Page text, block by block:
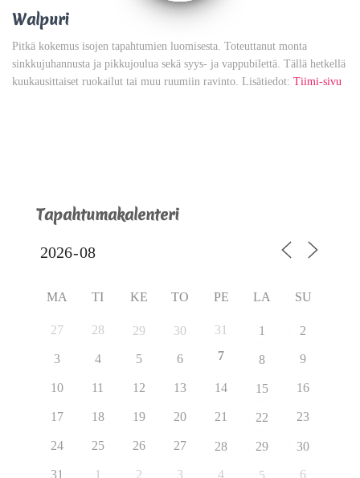
Walpuri
Pitkä kokemus isojen tapahtumien luomisesta. Toteuttanut monta
sinkkujuhannusta ja pikkujoulua sekä syys- ja vappubilettä. Tällä hetkellä
kuukausittaiset ruokailut tai muu ruumiin ravinto. Lisätiedot: Tiimi-sivu
Tapahtumakalenteri
MA TI KE TO PE LA SU
27 28 29 30 31 1 2
3 4 5 6 7 8 9
10 11 12 13 14 15 16
17 18 19 20 21 22 23
24 25 26 27 28 29 30
31 1 2 3 4 5 6